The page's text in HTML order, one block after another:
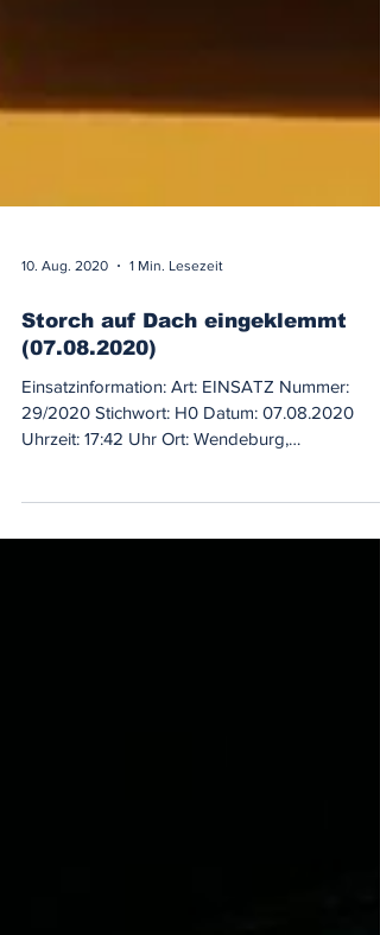
10. Aug. 2020 1 Min. Lesezeit
Storch auf Dach eingeklemmt
(07.08.2020)
29/2020 Stichwort: H0 Datum: 07.08.2020
Uhrzeit: 17:42 Uhr Ort: Wendeburg,